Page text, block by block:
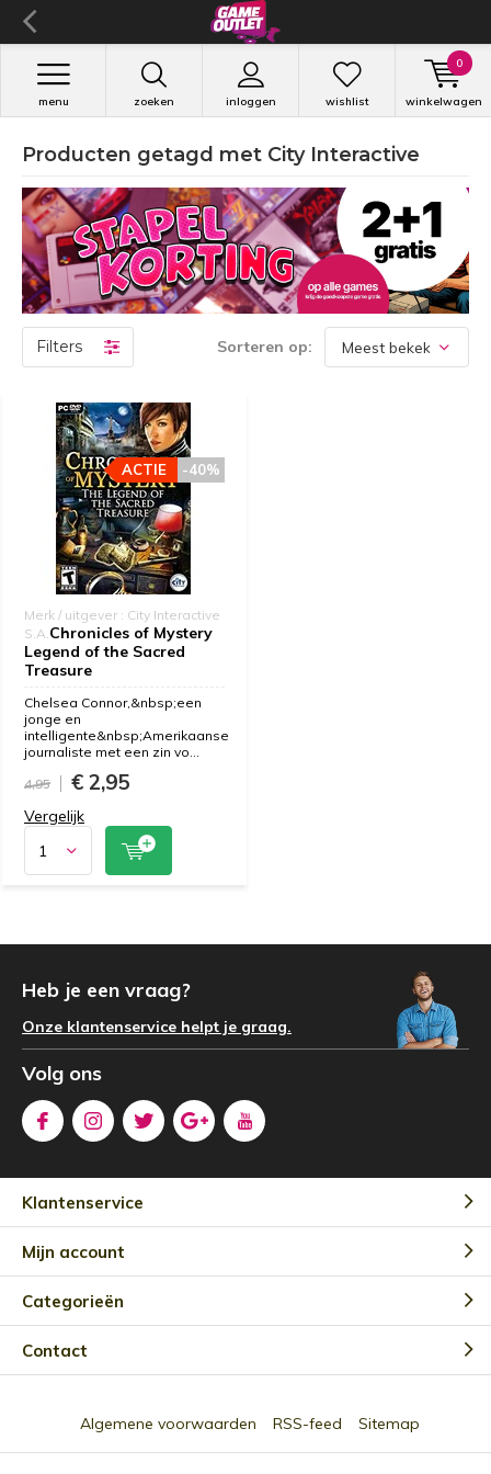
zoeken inloggen
menu wishlist winkelwagen
0
Producten getagd met City Interactive
Filters Sorteren op:
Merk / uitgever : City Interactive
S.A.Chronicles of Mystery
Legend of the Sacred
Treasure
-40%
ACTIE
Chelsea Connor,&nbsp;een
jonge en
intelligente&nbsp;Amerikaanse
journaliste met een zin vo...
4,95
€ 2,95
Vergelijk
Heb je een vraag?
Onze klantenservice helpt je graag.
Volg ons
Klantenservice
Mijn account
Categorieën
Contact
Algemene voorwaarden RSS-feed Sitemap